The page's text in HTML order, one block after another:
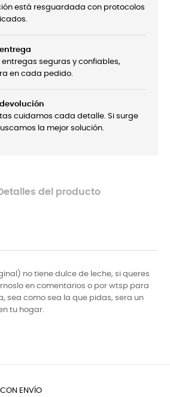
está resguardada con protocolos
entregas seguras y confiables,
en cada pedido.
cuidamos cada detalle. Si surge
la mejor solución.
del producto
no tiene dulce de leche, si queres
en comentarios o por wtsp para
sea como sea la que pidas, sera un
tu hogar.
ENVÍO